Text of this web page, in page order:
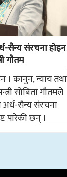
सैन्य संरचना होइन
गौतम
। कानुन, न्याय तथा
सोबिता गौतमले
अर्ध-सैन्य संरचना
पारेकी छन् ।